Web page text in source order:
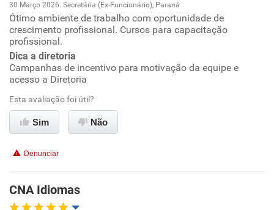
Oportunidade de promoção
Conciliação com a vida familiar
Benefícios
30 Março 2026. Secretária (Ex-Funcionário), Paraná
Ótimo ambiente de trabalho com oportunidade de
crescimento profissional. Cursos para capacitação
profissional.
Dica a diretoria
Campanhas de incentivo para motivação da equipe e
acesso a Diretoria
Esta avaliação foi útil?
Sim Não
Denunciar
CNA Idiomas